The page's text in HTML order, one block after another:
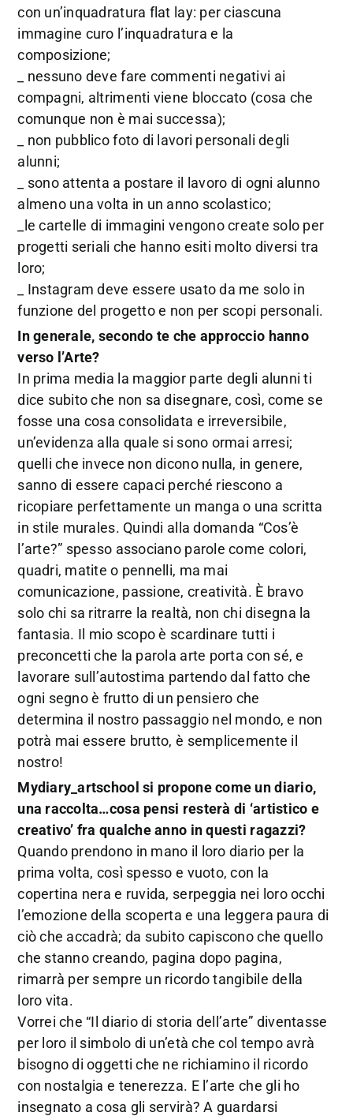
con un’inquadratura flat lay: per ciascuna
immagine curo l’inquadratura e la
composizione;
_ nessuno deve fare commenti negativi ai
compagni, altrimenti viene bloccato (cosa che
comunque non è mai successa);
_ non pubblico foto di lavori personali degli
alunni;
_ sono attenta a postare il lavoro di ogni alunno
almeno una volta in un anno scolastico;
_le cartelle di immagini vengono create solo per
progetti seriali che hanno esiti molto diversi tra
loro;
_ Instagram deve essere usato da me solo in
funzione del progetto e non per scopi personali.
In generale, secondo te che approccio hanno
verso l’Arte?
In prima media la maggior parte degli alunni ti
dice subito che non sa disegnare, così, come se
fosse una cosa consolidata e irreversibile,
un’evidenza alla quale si sono ormai arresi;
quelli che invece non dicono nulla, in genere,
sanno di essere capaci perché riescono a
ricopiare perfettamente un manga o una scritta
in stile murales. Quindi alla domanda “Cos’è
l’arte?” spesso associano parole come colori,
quadri, matite o pennelli, ma mai
comunicazione, passione, creatività. È bravo
solo chi sa ritrarre la realtà, non chi disegna la
fantasia. Il mio scopo è scardinare tutti i
preconcetti che la parola arte porta con sé, e
lavorare sull’autostima partendo dal fatto che
ogni segno è frutto di un pensiero che
determina il nostro passaggio nel mondo, e non
potrà mai essere brutto, è semplicemente il
nostro!
Mydiary_artschool si propone come un diario,
una raccolta…cosa pensi resterà di ‘artistico e
creativo’ fra qualche anno in questi ragazzi?
Quando prendono in mano il loro diario per la
prima volta, così spesso e vuoto, con la
copertina nera e ruvida, serpeggia nei loro occhi
l’emozione della scoperta e una leggera paura di
ciò che accadrà; da subito capiscono che quello
che stanno creando, pagina dopo pagina,
rimarrà per sempre un ricordo tangibile della
loro vita.
Vorrei che “Il diario di storia dell’arte” diventasse
per loro il simbolo di un’età che col tempo avrà
bisogno di oggetti che ne richiamino il ricordo
con nostalgia e tenerezza. E l’arte che gli ho
insegnato a cosa gli servirà? A guardarsi